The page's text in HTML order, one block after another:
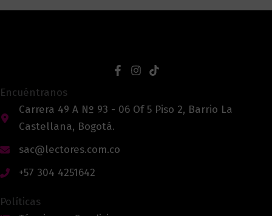
Encuéntranos
Carrera 49 A Nº 93 - 06 Of 5 Piso 2, Barrio La
Castellana, Bogotá.
sac@lectores.com.co
+57 304 4251642
Políticas